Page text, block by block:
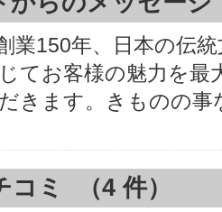
業150年、日本の伝
てお客様の魅力を
きます。きものの
コミ （4 件）